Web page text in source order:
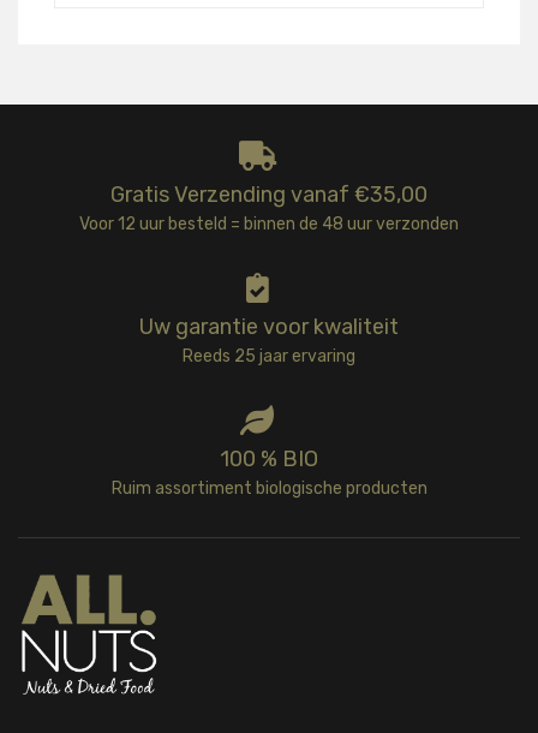
Gratis Verzending vanaf €35,00
Voor 12 uur besteld = binnen de 48 uur verzonden
Uw garantie voor kwaliteit
Reeds 25 jaar ervaring
100 % BIO
Ruim assortiment biologische producten